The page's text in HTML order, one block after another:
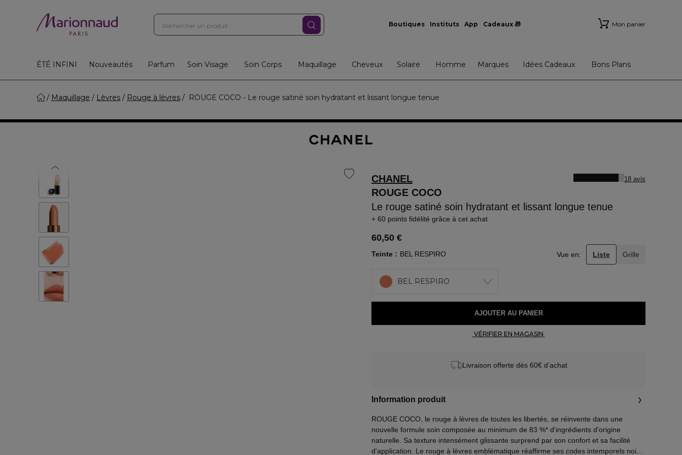
Boutiques Instituts App Cadeaux 🎁 Mon panier
ÉTÉ INFINI Nouveautés Parfum Soin Visage Soin Corps Maquillage Cheveux Solaire Homme Marques Idées Cadeaux Bons Plans
Maquillage Lèvres Rouge à lèvres ROUGE COCO - Le rouge satiné soin hydratant et lissant longue tenue
CHANEL
ROUGE COCO
Le rouge satiné soin hydratant et lissant longue tenue
18 avis
60 points fidélité grâce à cet achat
60,50 €
Teinte BEL RESPIRO Vue en: Liste Grille
BEL RESPIRO
AJOUTER AU PANIER
Livraison offerte dès 60€ d’achat
Information produit
ROUGE COCO, le rouge à lèvres de toutes les libertés, se réinvente dans une
nouvelle formule soin composée au minimum de 83 %* d'ingrédients d'origine
naturelle. Sa texture intensément glissante surprend par son confort et sa facilité
d'application. Le rouge à lèvres emblématique réaffirme ses codes intemporels noir